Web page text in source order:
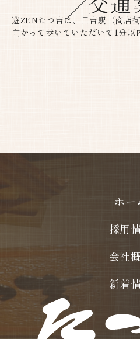
遊ZENたつ吉は、日吉駅（商店
向かって歩いていただいて1分以
ホー
採用
会社
新着